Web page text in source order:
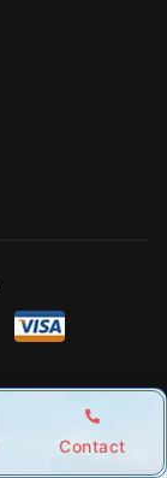
Wishlist
Contact